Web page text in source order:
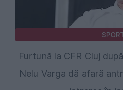
Furtună la CFR Cluj
Nelu Varga dă afară